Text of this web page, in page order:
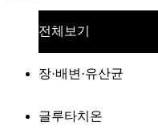
전체보기
장·배변·유산균
글루타치온